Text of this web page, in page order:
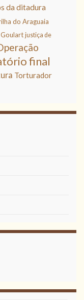
da ditadura
do Araguaia
Goulartjustiça de
final
Torturador